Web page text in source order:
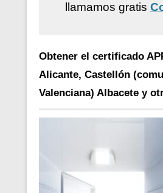
llamamos gratis
Obtener el certificado
Alicante, Castellón
Valenciana) Albacete y